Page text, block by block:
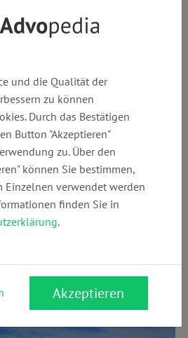
Rechtsgebiet
die rechtlichen Regelungen, die
Privatpersonen betreffen. Ob
oder Nachbarschaftsstreitigkeiten –
dass private Rechte und Pflichten
Ansprüche hast Du, wenn jemand
Wie gehst Du bei einer
vor? Mit diesen Infos bist Du
Rechte im Alltag zu kennen
und die Qualität der
zu können
Durch das Bestätigen
Button "Akzeptieren"
zu. Über den
können Sie bestimmen,
Einzelnen verwendet werden
finden Sie in
.
Akzeptieren